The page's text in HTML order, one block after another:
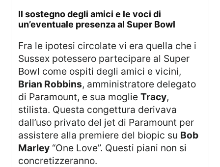
il sostegno degli amici e le voci di
un’eventuale presenza al Super Bowl
Fra le ipotesi circolate vi era quella che i
Sussex potessero partecipare al Super
Bowl come ospiti degli amici e vicini,
Brian Robbins, amministratore delegato
di Paramount, e sua moglieTracy,
stilista. Questa congettura derivava
dall’uso privato del jet di Paramount per
assistere alla premiere del biopic su Bob
Marley “One Love”. Questi piani non si
concretizzeranno.